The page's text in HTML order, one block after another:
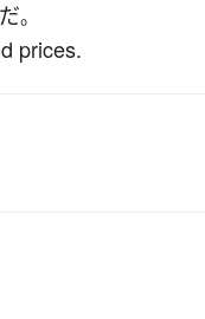
だ。
prices.